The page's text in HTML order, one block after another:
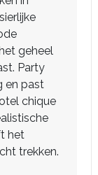
geheel
Party
en past
chique
het
trekken.